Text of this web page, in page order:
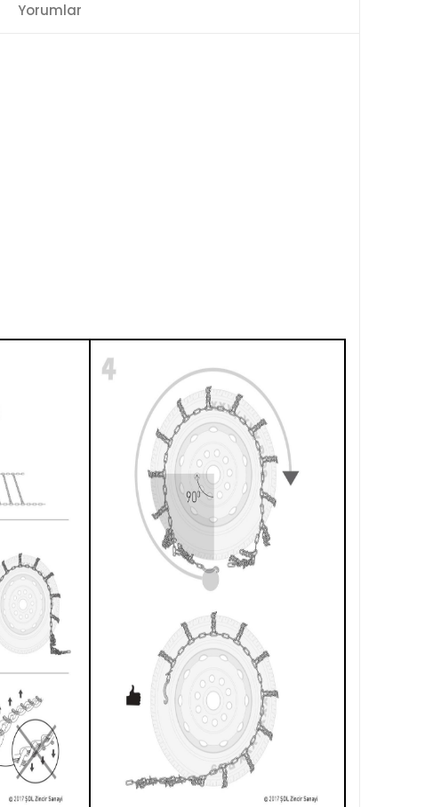
Yorumlar